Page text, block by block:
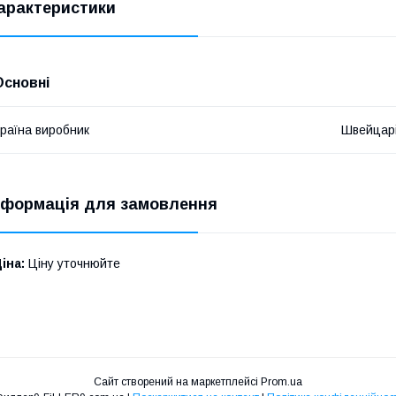
виробник
для замовлення
Ціну уточнюйте
Сайт створений на маркетплейсі Prom.ua